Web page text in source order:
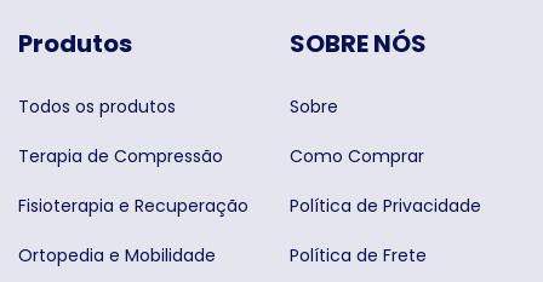
Produtos
Todos os produtos
Terapia de Compressão
Fisioterapia e Recuperação
Ortopedia e Mobilidade
SOBRE NÓS
Sobre
Como Comprar
Política de Privacidade
Política de Frete